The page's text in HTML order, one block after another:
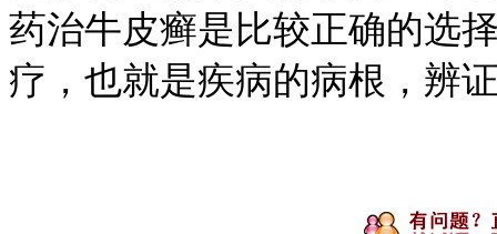
药治牛皮癣是比较正确的选
疗，也就是疾病的病根，辨